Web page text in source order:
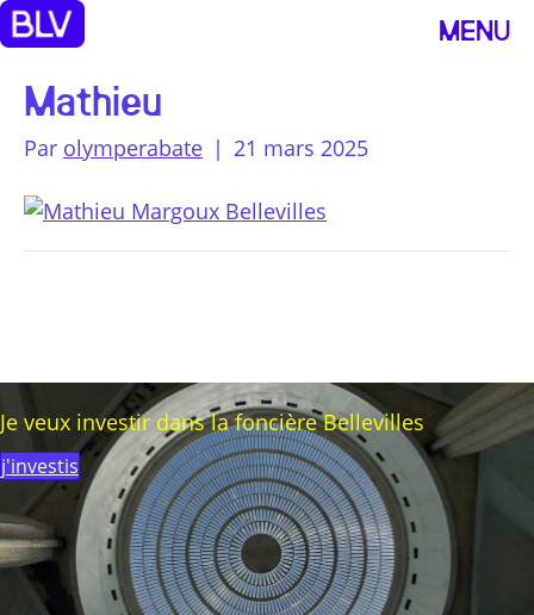
MENU
Mathieu
Par olymperabate | 21 mars 2025
Je veux investir dans la foncière Bellevilles
j'investis